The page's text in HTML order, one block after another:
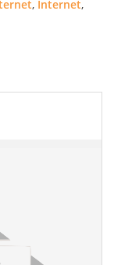
, Internet,